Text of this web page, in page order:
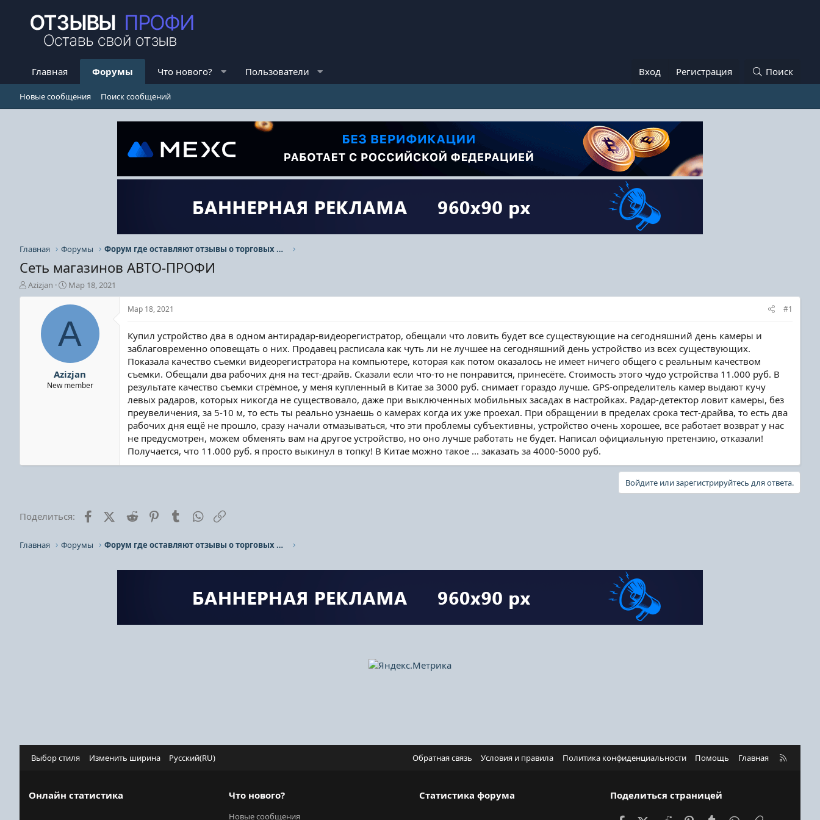
Главная Форумы Что нового? Пользователи Вход Регистрация Поиск
Новые сообщения Поиск сообщений
Главная Форумы Форум где оставляют отзывы о торговых компаниях.
Сеть магазинов АВТО-ПРОФИ
А
в
Azizjan
Д
а
т
н
а
а
л
а
Мар 18, 2021
A
Azizjan
New member
Мар 18, 2021 #1
Купил устройство два в одном антирадар-видеорегистратор, обещали что ловить будет все существующие на сегодняшний день камеры и
заблаговременно оповещать о них. Продавец расписала как чуть ли не лучшее на сегодняшний день устройство из всех существующих.
Показала качество съемки видеорегистратора на компьютере, которая как потом оказалось не имеет ничего общего с реальным качеством
съемки. Обещали два рабочих дня на тест-драйв. Сказали если что-то не понравится, принесёте. Стоимость этого чудо устройства 11.000 руб. В
результате качество съемки стрёмное, у меня купленный в Китае за 3000 руб. снимает гораздо лучше. GPS-определитель камер выдают кучу
левых радаров, которых никогда не существовало, даже при выключенных мобильных засадах в настройках. Радар-детектор ловит камеры, без
преувеличения, за 5-10 м, то есть ты реально узнаешь о камерах когда их уже проехал. При обращении в пределах срока тест-драйва, то есть два
рабочих дня ещё не прошло, сразу начали отмазываться, что эти проблемы субъективны, устройство очень хорошее, все работает возврат у нас
не предусмотрен, можем обменять вам на другое устройство, но оно лучше работать не будет. Написал официальную претензию, отказали!
Получается, что 11.000 руб. я просто выкинул в топку! В Китае можно такое ... заказать за 4000-5000 руб.
Войдите или зарегистрируйтесь для ответа.
Поделиться: FacebookX (Twitter)
Reddit PinterestTumblr WhatsApp
Главная Форумы Форум где оставляют отзывы о торговых компаниях.
Выбор стиля Изменить ширина Русский(RU) Обратная связь Условия и правила Политика конфиденциальности Помощь Главная
R
Онлайн статистика Что нового?
Новые сообщения
Статистика форума Поделиться страницей